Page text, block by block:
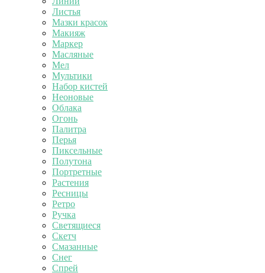
Листья
Мазки красок
Макияж
Маркер
Масляные
Мел
Мультики
Набор кистей
Неоновые
Облака
Огонь
Палитра
Перья
Пиксельные
Полутона
Портретные
Растения
Ресницы
Ретро
Ручка
Светящиеся
Скетч
Смазанные
Снег
Спрей